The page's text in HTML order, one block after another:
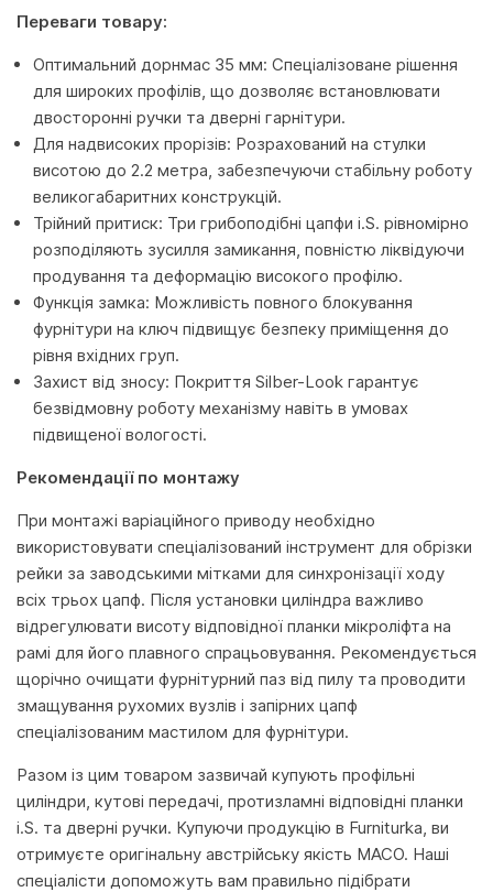
Переваги товару:
Оптимальний дорнмас 35 мм: Спеціалізоване рішення
для широких профілів, що дозволяє встановлювати
двосторонні ручки та дверні гарнітури.
Для надвисоких прорізів: Розрахований на стулки
висотою до 2.2 метра, забезпечуючи стабільну роботу
великогабаритних конструкцій.
Трійний притиск: Три грибоподібні цапфи i.S. рівномірно
розподіляють зусилля замикання, повністю ліквідуючи
продування та деформацію високого профілю.
Функція замка: Можливість повного блокування
фурнітури на ключ підвищує безпеку приміщення до
рівня вхідних груп.
Захист від зносу: Покриття Silber-Look гарантує
безвідмовну роботу механізму навіть в умовах
підвищеної вологості.
Рекомендації по монтажу
При монтажі варіаційного приводу необхідно
використовувати спеціалізований інструмент для обрізки
рейки за заводськими мітками для синхронізації ходу
всіх трьох цапф. Після установки циліндра важливо
відрегулювати висоту відповідної планки мікроліфта на
рамі для його плавного спрацьовування. Рекомендується
щорічно очищати фурнітурний паз від пилу та проводити
змащування рухомих вузлів і запірних цапф
спеціалізованим мастилом для фурнітури.
Разом із цим товаром зазвичай купують профільні
циліндри, кутові передачі, протизламні відповідні планки
i.S. та дверні ручки. Купуючи продукцію в Furniturka, ви
отримуєте оригінальну австрійську якість MACO. Наші
спеціалісти допоможуть вам правильно підібрати